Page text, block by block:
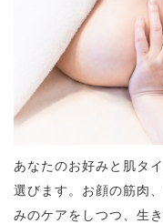
あなたのお好みと肌タ
選びます。お顔の筋肉
みのケアをしつつ、生